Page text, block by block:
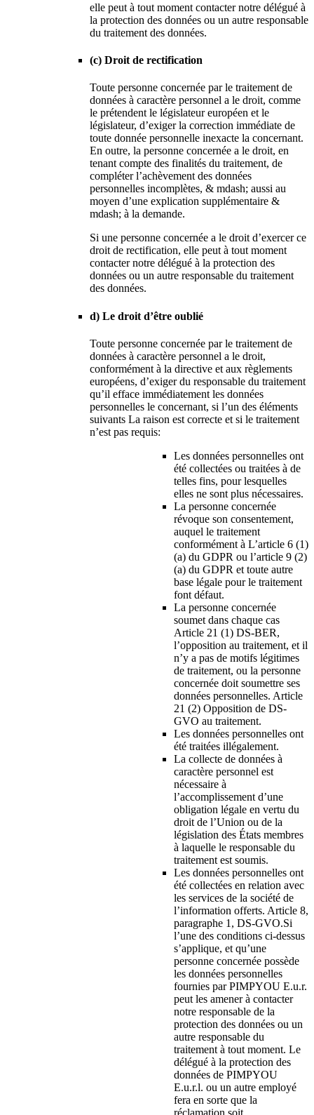
elle peut à tout moment contacter notre délégué à
la protection des données ou un autre responsable
du traitement des données.
(c) Droit de rectification
Toute personne concernée par le traitement de
données à caractère personnel a le droit, comme
le prétendent le législateur européen et le
législateur, d’exiger la correction immédiate de
toute donnée personnelle inexacte la concernant.
En outre, la personne concernée a le droit, en
tenant compte des finalités du traitement, de
compléter l’achèvement des données
personnelles incomplètes, & mdash; aussi au
moyen d’une explication supplémentaire &
mdash; à la demande.
Si une personne concernée a le droit d’exercer ce
droit de rectification, elle peut à tout moment
contacter notre délégué à la protection des
données ou un autre responsable du traitement
des données.
d) Le droit d’être oublié
Toute personne concernée par le traitement de
données à caractère personnel a le droit,
conformément à la directive et aux règlements
européens, d’exiger du responsable du traitement
qu’il efface immédiatement les données
personnelles le concernant, si l’un des éléments
suivants La raison est correcte et si le traitement
n’est pas requis:
Les données personnelles ont
été collectées ou traitées à de
telles fins, pour lesquelles
elles ne sont plus nécessaires.
La personne concernée
révoque son consentement,
auquel le traitement
conformément à L’article 6 (1)
(a) du GDPR ou l’article 9 (2)
(a) du GDPR et toute autre
base légale pour le traitement
font défaut.
La personne concernée
soumet dans chaque cas
Article 21 (1) DS-BER,
l’opposition au traitement, et il
n’y a pas de motifs légitimes
de traitement, ou la personne
concernée doit soumettre ses
données personnelles. Article
21 (2) Opposition de DS-
GVO au traitement.
Les données personnelles ont
été traitées illégalement.
La collecte de données à
caractère personnel est
nécessaire à
l’accomplissement d’une
obligation légale en vertu du
droit de l’Union ou de la
législation des États membres
à laquelle le responsable du
traitement est soumis.
Les données personnelles ont
été collectées en relation avec
les services de la société de
l’information offerts. Article 8,
paragraphe 1, DS-GVO.Si
l’une des conditions ci-dessus
s’applique, et qu’une
personne concernée possède
les données personnelles
fournies par PIMPYOU E.u.r.
peut les amener à contacter
notre responsable de la
protection des données ou un
autre responsable du
traitement à tout moment. Le
délégué à la protection des
données de PIMPYOU
E.u.r.l. ou un autre employé
fera en sorte que la
réclamation soit